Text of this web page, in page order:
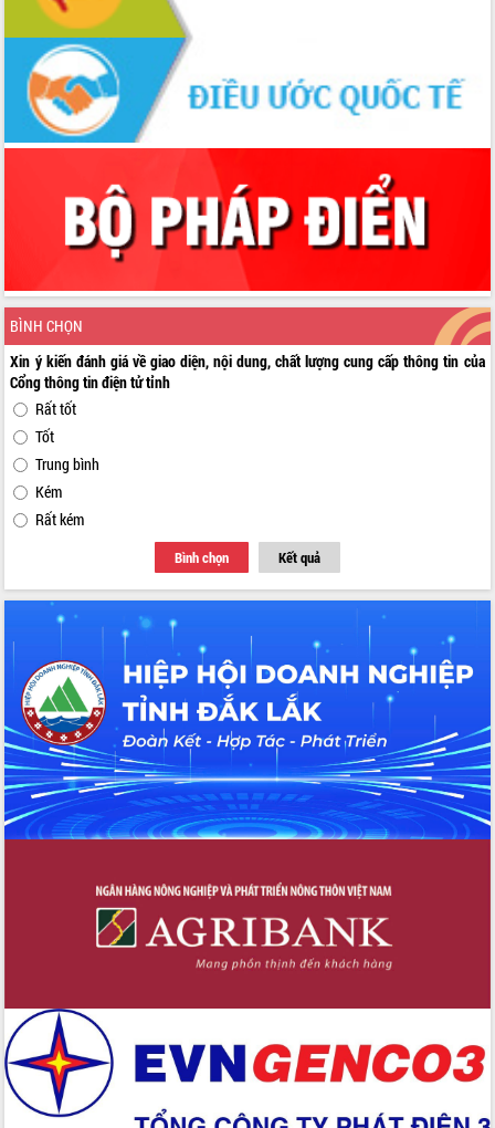
BÌNH CHỌN
Xin ý kiến đánh giá về giao diện, nội dung, chất lượng cung cấp thông tin của
Cổng thông tin điện tử tỉnh
Rất tốt
Tốt
Trung bình
Kém
Rất kém
Bình chọn Kết quả